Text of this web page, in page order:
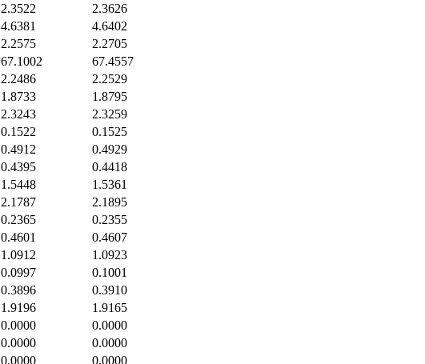
2.3522
2.3626
4.6381
4.6402
2.2575
2.2705
67.1002
67.4557
2.2486
2.2529
1.8733
1.8795
2.3243
2.3259
0.1522
0.1525
0.4912
0.4929
0.4395
0.4418
1.5448
1.5361
2.1787
2.1895
0.2365
0.2355
0.4601
0.4607
1.0912
1.0923
0.0997
0.1001
0.3896
0.3910
1.9196
1.9165
0.0000
0.0000
0.0000
0.0000
0.0000
0.0000